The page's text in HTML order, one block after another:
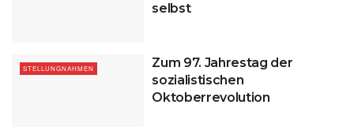
selbst
STELLUNGNAHMEN
Zum 97. Jahrestag der
sozialistischen
Oktoberrevolution